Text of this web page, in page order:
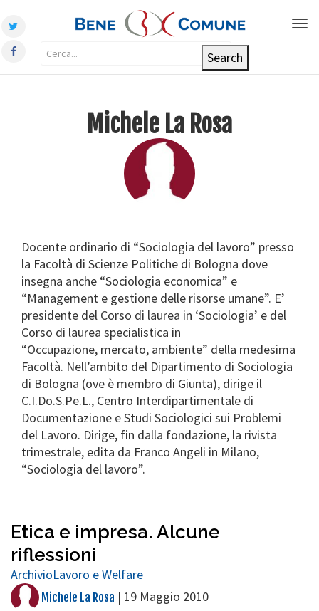
Michele La Rosa
Docente ordinario di “Sociologia del lavoro” presso
la Facoltà di Scienze Politiche di Bologna dove
insegna anche “Sociologia economica” e
“Management e gestione delle risorse umane”. E’
presidente del Corso di laurea in ‘Sociologia’ e del
Corso di laurea specialistica in
“Occupazione, mercato, ambiente” della medesima
Facoltà. Nell’ambito del Dipartimento di Sociologia
di Bologna (ove è membro di Giunta), dirige il
C.I.Do.S.Pe.L., Centro Interdipartimentale di
Documentazione e Studi Sociologici sui Problemi
del Lavoro. Dirige, fin dalla fondazione, la rivista
trimestrale, edita da Franco Angeli in Milano,
“Sociologia del lavoro”.
Etica e impresa. Alcune
riflessioni
ArchivioLavoro e Welfare
Michele La Rosa | 19 Maggio 2010